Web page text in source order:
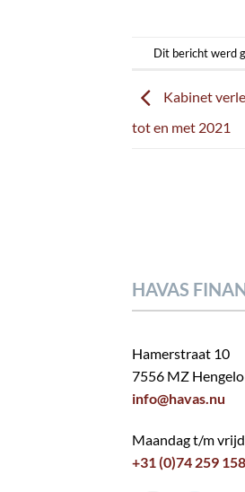
Dit bericht werd
Kabinet
tot en met 2021
HAVAS
Hamerstraat 10
7556 MZ
info@havas.nu
Maandag t/m
+31 (0)74 259